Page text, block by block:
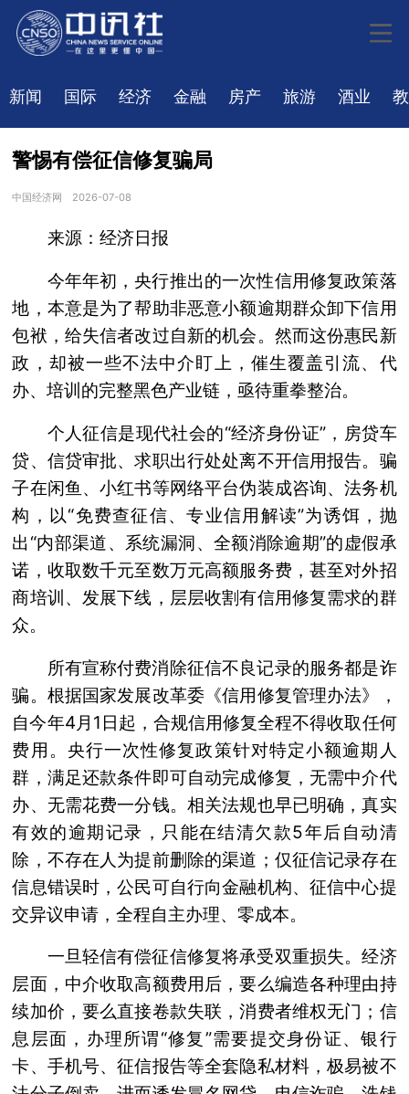
新闻 国际 经济 金融 房产 旅游 酒业
警惕有偿征信修复骗局
中国经济网 2026-07-08
来源：经济日报
今年年初，央行推出的一次性信用修复政策落
地，本意是为了帮助非恶意小额逾期群众卸下信用
包袱，给失信者改过自新的机会。然而这份惠民新
政，却被一些不法中介盯上，催生覆盖引流、代
办、培训的完整黑色产业链，亟待重拳整治。
个人征信是现代社会的“经济身份证”，房贷车
贷、信贷审批、求职出行处处离不开信用报告。骗
子在闲鱼、小红书等网络平台伪装成咨询、法务机
构，以“免费查征信、专业信用解读”为诱饵，抛
出“内部渠道、系统漏洞、全额消除逾期”的虚假承
诺，收取数千元至数万元高额服务费，甚至对外招
商培训、发展下线，层层收割有信用修复需求的群
众。
所有宣称付费消除征信不良记录的服务都是诈
骗。根据国家发展改革委《信用修复管理办法》，
自今年4月1日起，合规信用修复全程不得收取任何
费用。央行一次性修复政策针对特定小额逾期人
群，满足还款条件即可自动完成修复，无需中介代
办、无需花费一分钱。相关法规也早已明确，真实
有效的逾期记录，只能在结清欠款5年后自动清
除，不存在人为提前删除的渠道；仅征信记录存在
信息错误时，公民可自行向金融机构、征信中心提
交异议申请，全程自主办理、零成本。
一旦轻信有偿征信修复将承受双重损失。经济
层面，中介收取高额费用后，要么编造各种理由持
续加价，要么直接卷款失联，消费者维权无门；信
息层面，办理所谓“修复”需要提交身份证、银行
卡、手机号、征信报告等全套隐私材料，极易被不